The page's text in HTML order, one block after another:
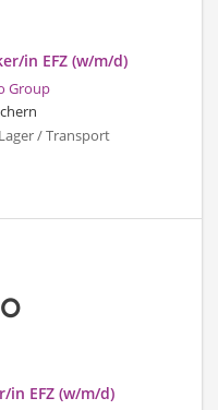
in EFZ (w/m/d)
Group
/ Transport
EFZ (w/m/d)